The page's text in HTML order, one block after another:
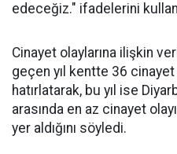
edeceğiz." ifadelerini
Cinayet olaylarına ilişkin
geçen yıl kentte 36 cinayet
hatırlatarak, bu yıl ise
arasında en az cinayet
yer aldığını söyledi.